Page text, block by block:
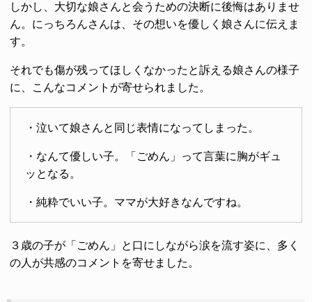
しかし、大切な娘さんと会うための決断に後悔はありませ
ん。にっちろんさんは、その想いを優しく娘さんに伝えま
す。
それでも傷が残ってほしくなかったと訴える娘さんの様子
に、こんなコメントが寄せられました。
・泣いて娘さんと同じ表情になってしまった。
・なんて優しい子。「ごめん」って言葉に胸がギュ
ッとなる。
・純粋でいい子。ママが大好きなんですね。
３歳の子が「ごめん」と口にしながら涙を流す姿に、多く
の人が共感のコメントを寄せました。